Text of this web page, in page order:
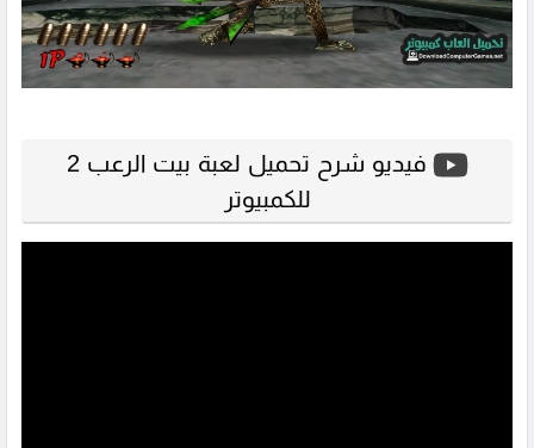
فيديو شرح تحميل لعبة بيت الرعب 2
للكمبيوتر